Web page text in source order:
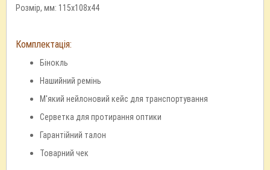
Розмір, мм: 115x108x44
Комплектація:
Бінокль
Нашийний ремінь
М'який нейлоновий кейс для транспортування
Серветка для протирання оптики
Гарантійний талон
Товарний чек